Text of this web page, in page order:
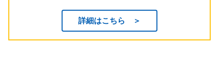
詳細はこちら ＞